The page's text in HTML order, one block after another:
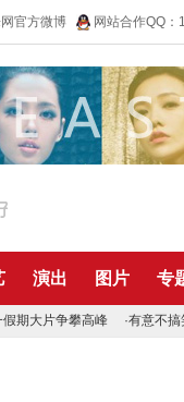
官方微博 网站合作QQ
演出 图片 专
假期大片争攀高峰 ·有意不搞